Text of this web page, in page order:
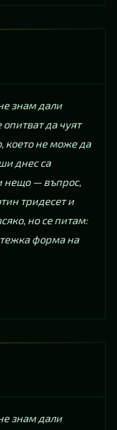
знам дали
да чуят
което не може да
днес са
нещо — въпрос,
тридесет и
но се питам:
форма на
знам дали